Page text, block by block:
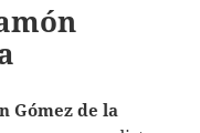
Gómez de la